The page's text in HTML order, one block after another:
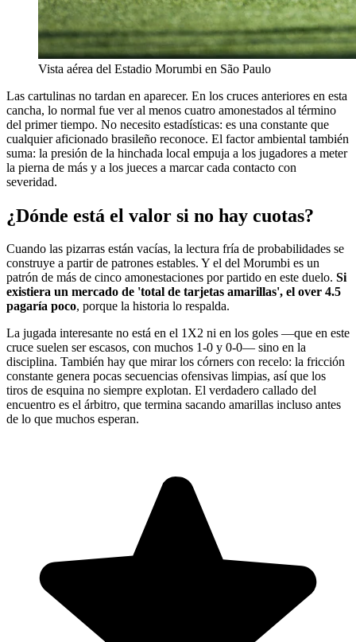
Vista aérea del Estadio Morumbi en São Paulo
Las cartulinas no tardan en aparecer. En los cruces anteriores en esta
cancha, lo normal fue ver al menos cuatro amonestados al término
del primer tiempo. No necesito estadísticas: es una constante que
cualquier aficionado brasileño reconoce. El factor ambiental también
suma: la presión de la hinchada local empuja a los jugadores a meter
la pierna de más y a los jueces a marcar cada contacto con
severidad.
¿Dónde está el valor si no hay cuotas?
Cuando las pizarras están vacías, la lectura fría de probabilidades se
construye a partir de patrones estables. Y el del Morumbi es un
patrón de más de cinco amonestaciones por partido en este duelo. Si
existiera un mercado de 'total de tarjetas amarillas', el over 4.5
pagaría poco, porque la historia lo respalda.
La jugada interesante no está en el 1X2 ni en los goles —que en este
cruce suelen ser escasos, con muchos 1-0 y 0-0— sino en la
disciplina. También hay que mirar los córners con recelo: la fricción
constante genera pocas secuencias ofensivas limpias, así que los
tiros de esquina no siempre explotan. El verdadero callado del
encuentro es el árbitro, que termina sacando amarillas incluso antes
de lo que muchos esperan.